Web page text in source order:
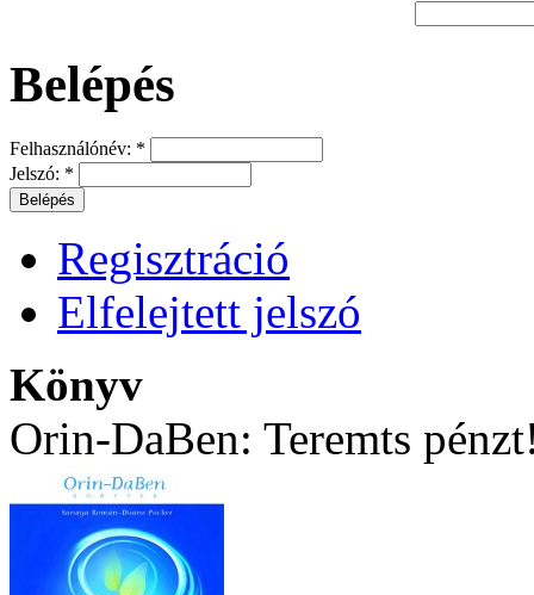
Belépés
Felhasználónév: *
Jelszó: *
Regisztráció
Elfelejtett jelszó
Könyv
Orin-DaBen: Teremts